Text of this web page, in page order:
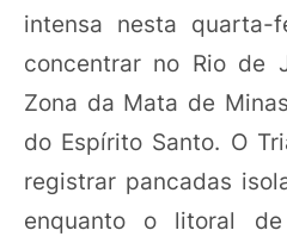
intensa nesta
concentrar no Rio de
Zona da Mata de
do Espírito Santo. O
registrar pancadas
enquanto o litoral